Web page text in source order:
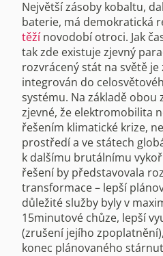
Největší zásoby kobaltu,
baterie, má demokratická
těžínovodobí otroci. Jak
tak zde existuje zjevný
rozvrácený stát na světě
integrován do
systému. Na základě obou
zjevné, že elektromobilita
řešením klimatické krize,
prostředí a ve státech
k dalšímu brutálnímu
řešení by představovala
transformace – lepší
důležité služby byly v
15minutové chůze, lepší
(zrušení jejího
konec plánovaného